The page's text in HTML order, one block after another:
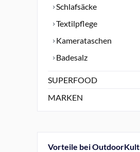
Schlafsäcke
Textilpflege
Kamerataschen
Badesalz
SUPERFOOD
MARKEN
Vorteile bei OutdoorKult